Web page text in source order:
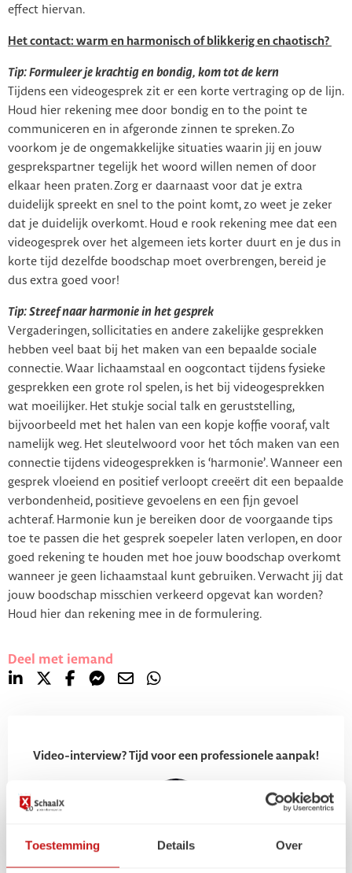
Toestemming Details Over
effect hiervan.
Het contact: warm en harmonisch of blikkerig en chaotisch?
Tip: Formuleer je krachtig en bondig, kom tot de kern
Tijdens een videogesprek zit er een korte vertraging op de lijn.
Houd hier rekening mee door bondig en to the point te
communiceren en in afgeronde zinnen te spreken. Zo
voorkom je de ongemakkelijke situaties waarin jij en jouw
gesprekspartner tegelijk het woord willen nemen of door
elkaar heen praten. Zorg er daarnaast voor dat je extra
duidelijk spreekt en snel to the point komt, zo weet je zeker
dat je duidelijk overkomt. Houd e rook rekening mee dat een
videogesprek over het algemeen iets korter duurt en je dus in
korte tijd dezelfde boodschap moet overbrengen, bereid je
dus extra goed voor!
Tip: Streef naar harmonie in het gesprek
Vergaderingen, sollicitaties en andere zakelijke gesprekken
hebben veel baat bij het maken van een bepaalde sociale
connectie. Waar lichaamstaal en oogcontact tijdens fysieke
gesprekken een grote rol spelen, is het bij videogesprekken
wat moeilijker. Het stukje social talk en geruststelling,
bijvoorbeeld met het halen van een kopje koffie vooraf, valt
namelijk weg. Het sleutelwoord voor het tóch maken van een
connectie tijdens videogesprekken is ‘harmonie’. Wanneer een
gesprek vloeiend en positief verloopt creeërt dit een bepaalde
verbondenheid, positieve gevoelens en een fijn gevoel
achteraf. Harmonie kun je bereiken door de voorgaande tips
toe te passen die het gesprek soepeler laten verlopen, en door
goed rekening te houden met hoe jouw boodschap overkomt
wanneer je geen lichaamstaal kunt gebruiken. Verwacht jij dat
jouw boodschap misschien verkeerd opgevat kan worden?
Houd hier dan rekening mee in de formulering.
Deel met iemand
Video-interview? Tijd voor een professionele aanpak!